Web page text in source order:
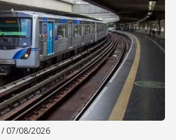
/ 07/08/2026